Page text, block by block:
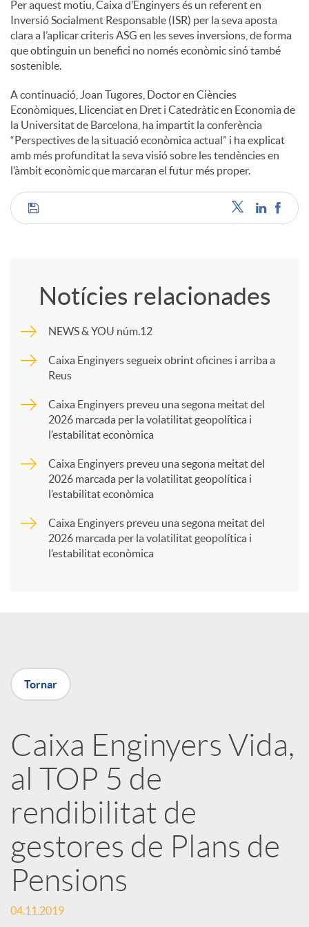
Per aquest motiu, Caixa d’Enginyers és un referent en
Inversió Socialment Responsable (ISR) per la seva aposta
clara a l’aplicar criteris ASG en les seves inversions, de forma
que obtinguin un benefici no només econòmic sinó també
sostenible.
A continuació, Joan Tugores, Doctor en Ciències
Econòmiques, Llicenciat en Dret i Catedràtic en Economia de
la Universitat de Barcelona, ha impartit la conferència
“Perspectives de la situació econòmica actual” i ha explicat
amb més profunditat la seva visió sobre les tendències en
l’àmbit econòmic que marcaran el futur més proper.
C
m
p
a
X
r
x
e
s
Notícies relacionades
NEWS & YOU núm.12
Caixa Enginyers segueix obrint oficines i arriba a
Reus
Caixa Enginyers preveu una segona meitat del
2026 marcada per la volatilitat geopolítica i
l’estabilitat econòmica
Caixa Enginyers preveu una segona meitat del
2026 marcada per la volatilitat geopolítica i
l’estabilitat econòmica
Caixa Enginyers preveu una segona meitat del
2026 marcada per la volatilitat geopolítica i
l’estabilitat econòmica
Tornar
Caixa Enginyers Vida,
al TOP 5 de
rendibilitat de
gestores de Plans de
Pensions
04.11.2019